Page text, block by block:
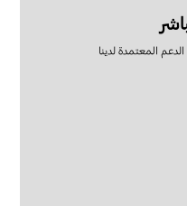
المعتمدة لدينا